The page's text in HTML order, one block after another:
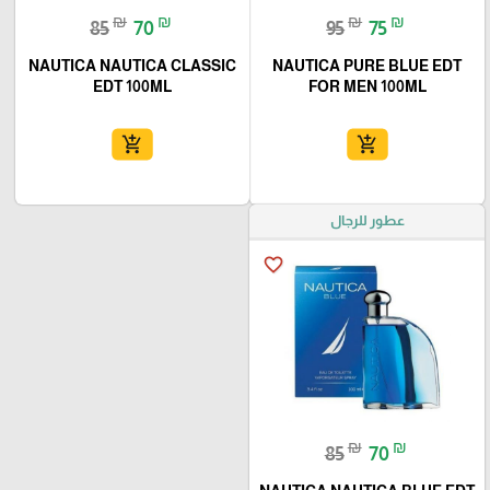
95₪ 75 ₪
NAUTICA PURE BLUE EDT
FOR MEN 100ML
add_shopping_cart
85₪ 70 ₪
NAUTICA NAUTICA CLASSIC
EDT 100ML
add_shopping_cart
عطور للرجال
favorite_border
85₪ 70 ₪